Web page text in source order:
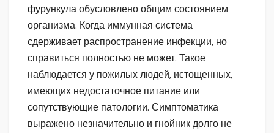
фурункула обусловлено общим состоянием
организма. Когда иммунная система
сдерживает распространение инфекции, но
справиться полностью не может. Такое
наблюдается у пожилых людей, истощенных,
имеющих недостаточное питание или
сопутствующие патологии. Симптоматика
выражено незначительно и гнойник долго не